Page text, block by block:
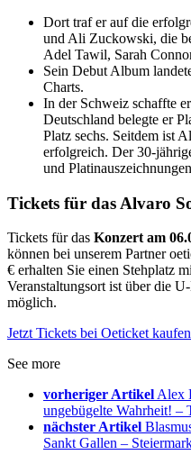
Dort traf er auf die
und Ali Zuckowski, die
Adel Tawil, Sarah
Sein Debut Album
Charts.
In der Schweiz schaffte
Deutschland belegte er
Platz sechs. Seitdem ist
erfolgreich. Der 30-
und
Tickets für das Alvaro
Tickets für das Konzert am
können bei unserem Partner
€ erhalten Sie einen Stehplatz
Veranstaltungsort ist über die
möglich.
Jetzt Tickets bei Oeticket
See more
vorheriger Artikel Alex
ungebügelte Wahrheit! –
nächster Artikel
Sankt Gallen –